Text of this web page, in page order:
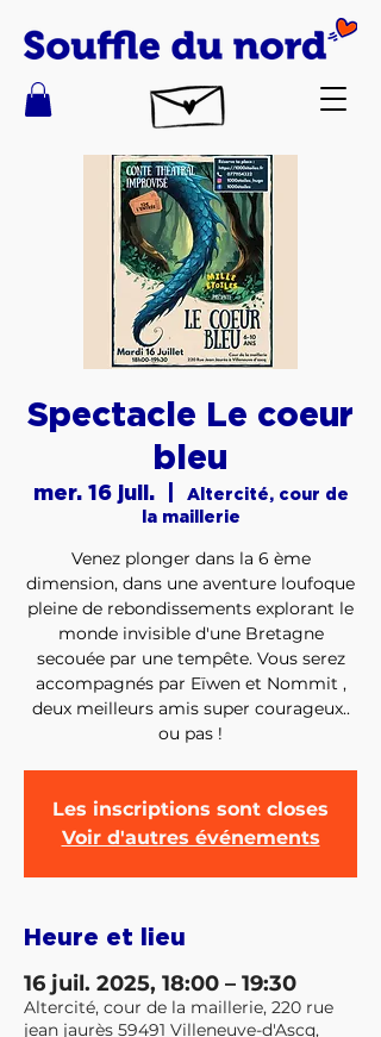
Spectacle Le coeur
bleu
mer. 16 juil.
  |
Altercité, cour de
la maillerie
Venez plonger dans la 6 ème
dimension, dans une aventure loufoque
pleine de rebondissements explorant le
monde invisible d'une Bretagne
secouée par une tempête. Vous serez
accompagnés par Eïwen et Nommit ,
deux meilleurs amis super courageux..
ou pas !
Les inscriptions sont closes
Voir d'autres événements
Heure et lieu
16 juil. 2025, 18:00 – 19:30
Altercité, cour de la maillerie, 220 rue
jean jaurès 59491 Villeneuve-d'Ascq,